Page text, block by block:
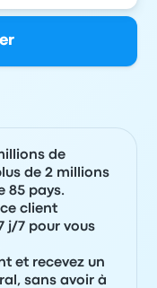
de
de 2 millions
85 pays.
client
j/7 pour vous
et recevez un
sans avoir à